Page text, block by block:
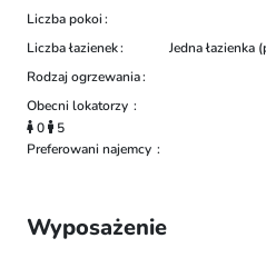
Liczba pokoi
Liczba łazienek
Jedna łazienka
Rodzaj ogrzewania
Obecni lokatorzy
0
5
Preferowani najemcy
Wyposażenie